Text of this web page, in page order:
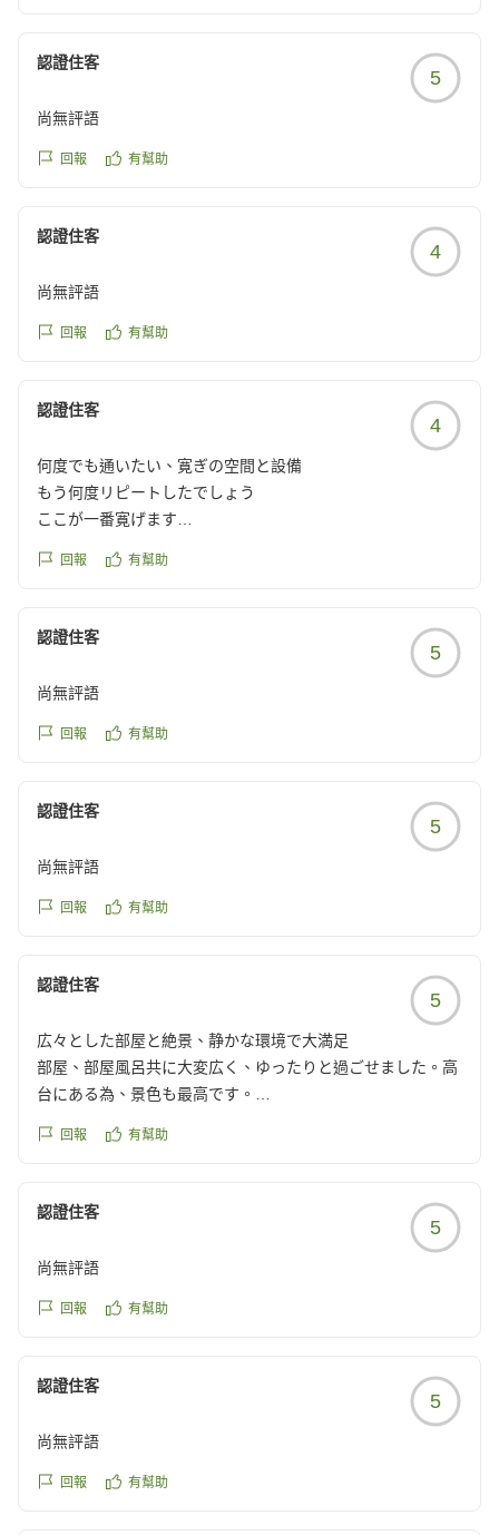
reviewId=33123478492295
認證住客
5
尚無評語
回報 有幫助
認證住客
4
尚無評語
回報 有幫助
認證住客
4
何度でも通いたい、寛ぎの空間と設備
もう何度リピートしたでしょう
ここが一番寛げます
ました
私は素敵なデコに感動したのでアップします
お風呂とトイレと洗面所のお部屋が扉で仕切られているの
で、ゆっくりと着替えられるのがいいです
なかなか無いんですよ
ベッドはシモンズのベッドで寝心地はとても良いです
こんな感じです
まとまらなくてごめんなさい
reviewId=33123478420949
回報 有幫助
認證住客
5
尚無評語
回報 有幫助
認證住客
5
尚無評語
回報 有幫助
認證住客
5
広々とした部屋と絶景、静かな環境で大満足
部屋、部屋風呂共に大変広く、ゆったりと過ごせました。高
台にある為、景色も最高です。
夏休みの熱海は大変賑わっていましたが、滞在中は静かで落
また是非伺いたいと思います。
reviewId=33123478324851
回報 有幫助
認證住客
5
尚無評語
回報 有幫助
認證住客
5
尚無評語
回報 有幫助